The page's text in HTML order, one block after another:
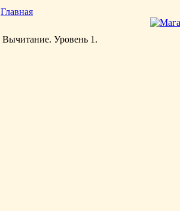
Главная
Вычитание. Уровень 1.